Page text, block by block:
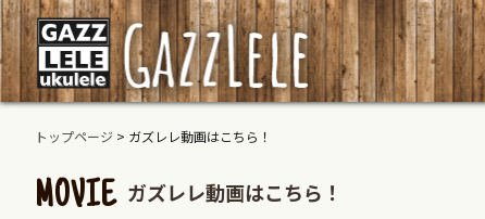
トップページ > ガズレレ動画はこちら！
MOVIE ガズレレ動画はこちら！